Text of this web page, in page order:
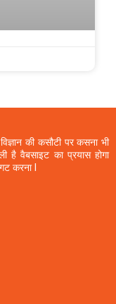
की कसौटी पर कसना भी
है वैबसाइट का प्रयास होगा
करना l